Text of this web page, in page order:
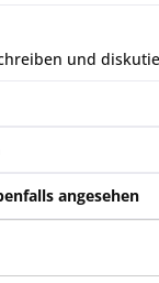
und
angesehen